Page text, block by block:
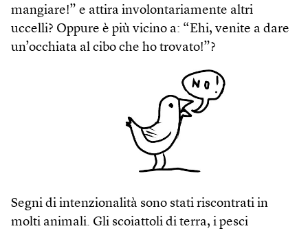
mangiare!” e attira involontariamente altri
uccelli? Oppure è più vicino a: “Ehi, venite a dare
un’occhiata al cibo che ho trovato!”?
Segni di intenzionalità sono stati riscontrati in
molti animali. Gli scoiattoli di terra, i pesci